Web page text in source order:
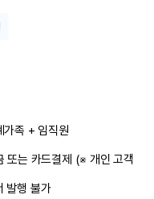
가족 + 임직원
또는 카드결제 (※ 개인 고객
발행 불가